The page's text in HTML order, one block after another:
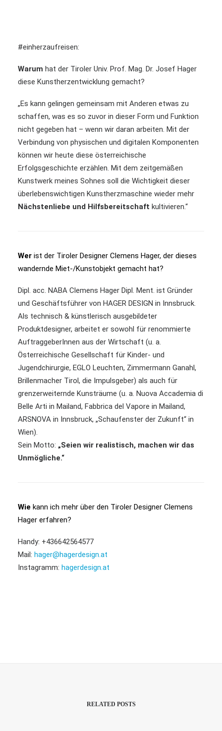
#einherzaufreisen:
Warum hat der Tiroler Univ. Prof. Mag. Dr. Josef Hager
diese Kunstherzentwicklung gemacht?
„Es kann gelingen gemeinsam mit Anderen etwas zu
schaffen, was es so zuvor in dieser Form und Funktion
nicht gegeben hat – wenn wir daran arbeiten. Mit der
Verbindung von physischen und digitalen Komponenten
können wir heute diese österreichische
Erfolgsgeschichte erzählen. Mit dem zeitgemäßen
Kunstwerk meines Sohnes soll die Wichtigkeit dieser
überlebenswichtigen Kunstherzmaschine wieder mehr
Nächstenliebe und Hilfsbereitschaft kultivieren.“
Wer ist der Tiroler Designer Clemens Hager, der dieses
wandernde Miet-/Kunstobjekt gemacht hat?
Dipl. acc. NABA Clemens Hager Dipl. Ment. ist Gründer
und Geschäftsführer von HAGER DESIGN in Innsbruck.
Als technisch & künstlerisch ausgebildeter
Produktdesigner, arbeitet er sowohl für renommierte
AuftraggeberInnen aus der Wirtschaft (u. a.
Österreichische Gesellschaft für Kinder- und
Jugendchirurgie, EGLO Leuchten, Zimmermann Ganahl,
Brillenmacher Tirol, die Impulsgeber) als auch für
grenzerweiternde Kunsträume (u. a. Nuova Accademia di
Belle Arti in Mailand, Fabbrica del Vapore in Mailand,
ARSNOVA in Innsbruck, „Schaufenster der Zukunft“ in
Wien).
Sein Motto: „Seien wir realistisch, machen wir das
Unmögliche.“
Wie kann ich mehr über den Tiroler Designer Clemens
Hager erfahren?
Handy: +436642564577
Mail: hager@hagerdesign.at
Instagramm: hagerdesign.at
RELATED POSTS